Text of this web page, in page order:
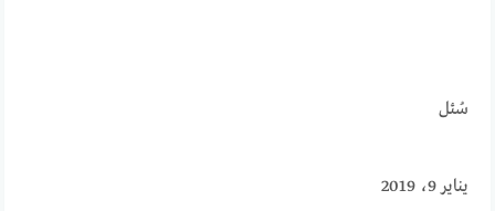
سُئل
يناير 9، 2019